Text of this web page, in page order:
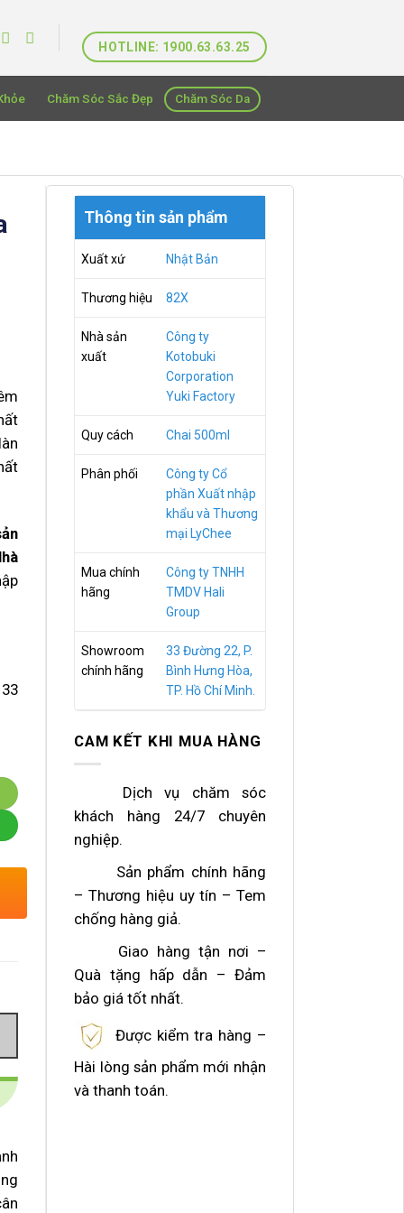
HOTLINE: 1900.63.63.25
Chăm Sóc Sắc Đẹp Chăm Sóc Da
Thông tin sản phẩm
Xuất xứ Nhật Bản
Thương hiệu 82X
Nhà sản
xuất
Công ty
Kotobuki
Corporation
Yuki Factory
Quy cách Chai 500ml
Phân phối
Công ty Cổ
phần Xuất nhập
khẩu và Thương
mại LyChee
Mua chính
hãng
Công ty TNHH
TMDV Hali
Group
Showroom
chính hãng
33 Đường 22, P.
Bình Hưng Hòa,
TP. Hồ Chí Minh.
CAM KẾT KHI MUA HÀNG
Dịch vụ chăm sóc
khách hàng 24/7 chuyên
nghiệp.
Sản phẩm chính hãng
– Thương hiệu uy tín – Tem
chống hàng giả.
Giao hàng tận nơi –
Quà tặng hấp dẫn – Đảm
bảo giá tốt nhất.
Được kiểm tra hàng –
Hài lòng sản phẩm mới nhận
và thanh toán.